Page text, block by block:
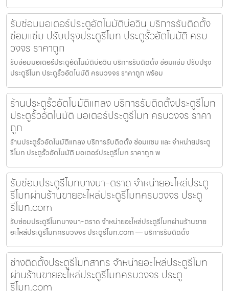
รับซ่อมมอเตอร์ประตูอัตโนมัติบ่อวิน บริการรับติดตั้ง
ซ่อมแซ่ม ปรับปรุงประตูรีโมท ประตูรั้วอัตโนมัติ ครบ
วงจร ราคาถูก
รับซ่อมมอเตอร์ประตูอัตโนมัติบ่อวิน บริการรับติดตั้ง ซ่อมแซ่ม ปรับปรุง
ประตูรีโมท ประตูรั้วอัตโนมัติ ครบวงจร ราคาถูก พร้อม
ร้านประตูรั้วอัตโนมัติแกลง บริการรับติดตั้งประตูรีโมท
ประตูรั้วอัตโนมัติ มอเตอร์ประตูรีโมท ครบวงจร ราคา
ถูก
ร้านประตูรั้วอัตโนมัติแกลง บริการรับติดตั้ง ซ่อมแซม และ จำหน่ายประตู
รีโมท ประตูรั้วอัตโนมัติ มอเตอร์ประตูรีโมท ราคาถูก พ
รับซ่อมประตูรีโมทบางนา-ตราด จำหน่ายอะไหล่ประตู
รีโมทผ่านร้านขายอะไหล่ประตูรีโมทครบวงจร ประตู
รีโมท.com
รับซ่อมประตูรีโมทบางนา-ตราด จำหน่ายอะไหล่ประตูรีโมทผ่านร้านขาย
อะไหล่ประตูรีโมทครบวงจร ประตูรีโมท.com — บริการรับติดตั้ง
ช่างติดตั้งประตูรีโมทสาทร จำหน่ายอะไหล่ประตูรีโมท
ผ่านร้านขายอะไหล่ประตูรีโมทครบวงจร ประตู
รีโมท.com